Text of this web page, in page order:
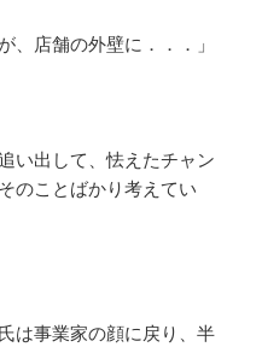
、店舗の外壁に．．．」
い出して、怯えたチャン
のことばかり考えてい
は事業家の顔に戻り、半